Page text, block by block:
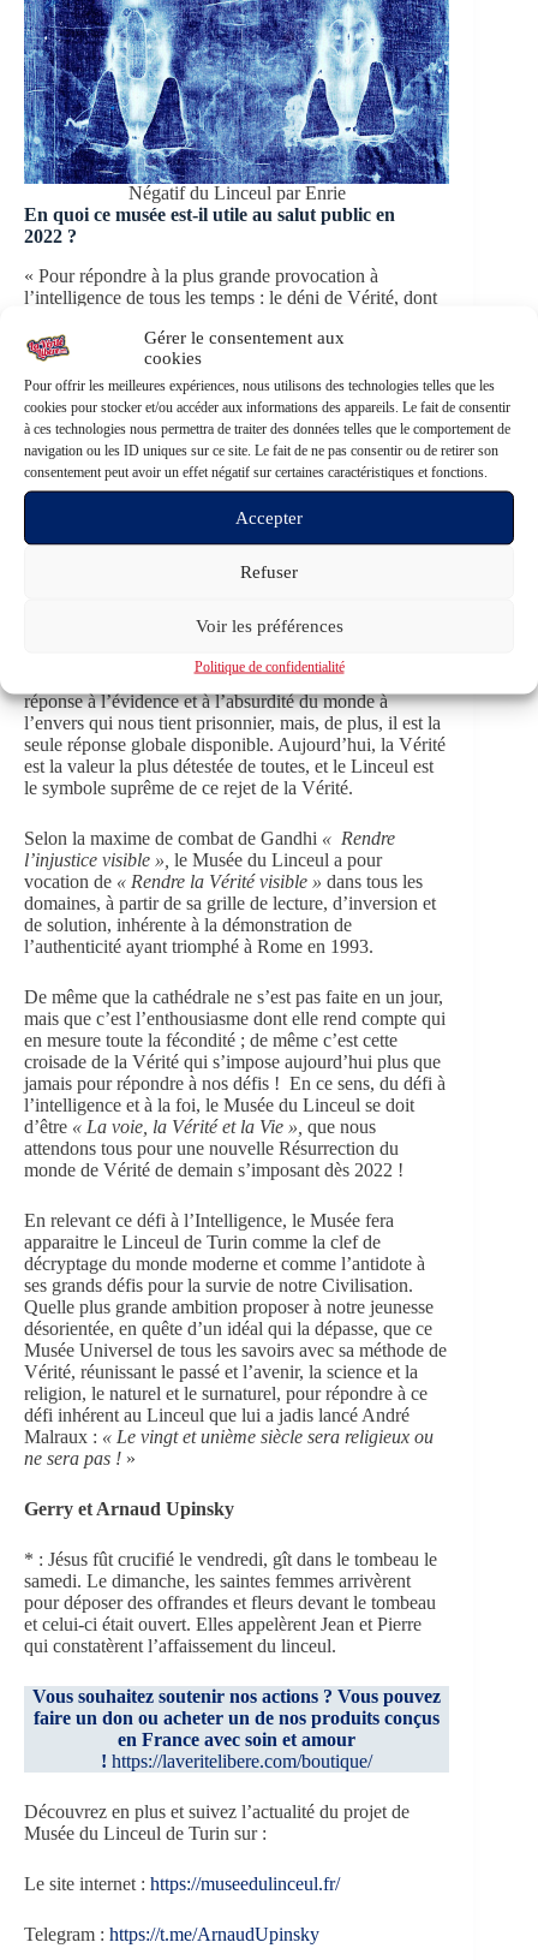
Gérer le consentement aux
cookies
Pour offrir les meilleures expériences, nous utilisons des technologies telles que les
cookies pour stocker et/ou accéder aux informations des appareils. Le fait de consentir
à ces technologies nous permettra de traiter des données telles que le comportement de
navigation ou les ID uniques sur ce site. Le fait de ne pas consentir ou de retirer son
consentement peut avoir un effet négatif sur certaines caractéristiques et fonctions.
Accepter
Refuser
Voir les préférences
Politique de confidentialité
Négatif du Linceul par Enrie
En quoi ce musée est-il utile au salut public en
2022 ?
« Pour répondre à la plus grande provocation à
l’intelligence de tous les temps : le déni de Vérité, dont
Linceul de Turin, révélé par la science après 2000 ans,
est le Symbole absolu.
Mettre un terme auscandale des scandalesque
constitue l’Evidence scientifique impossibledu Linceul
de Turin, pour obtenir que la Relique la plus insigne de
la Chrétienté, la pièce archéologique la mieux mesurée
au monde, puisse enfin être vue pour ce qu’elle est,
dans un Musée incontournable aux yeux de tous, à
savoir la Preuve des preuves scientifiques du fait
fondateur du christianisme et de notre Civilisation : la
Dans la situation actuelle de naufrage, de chaos et de
perte de tout repère, non seulement le Linceul apporte la
réponse à l’évidence et à l’absurdité du monde à
l’envers qui nous tient prisonnier, mais, de plus, il est la
seule réponse globale disponible. Aujourd’hui, la Vérité
est la valeur la plus détestée de toutes, et le Linceul est
le symbole suprême de ce rejet de la Vérité.
Selon la maxime de combat de Gandhi « Rendre
l’injustice visible », le Musée du Linceul a pour
vocation de « Rendre la Vérité visible » dans tous les
domaines, à partir de sa grille de lecture, d’inversion et
de solution, inhérente à la démonstration de
l’authenticité ayant triomphé à Rome en 1993.
De même que la cathédrale ne s’est pas faite en un jour,
mais que c’est l’enthousiasme dont elle rend compte qui
en mesure toute la fécondité ; de même c’est cette
croisade de la Vérité qui s’impose aujourd’hui plus que
jamais pour répondre à nos défis ! En ce sens, du défi à
l’intelligence et à la foi, le Musée du Linceul se doit
d’être « La voie, la Vérité et la Vie », que nous
attendons tous pour une nouvelle Résurrection du
monde de Vérité de demain s’imposant dès 2022 !
En relevant ce défi à l’Intelligence, le Musée fera
apparaitre le Linceul de Turin comme la clef de
décryptage du monde moderne et comme l’antidote à
ses grands défis pour la survie de notre Civilisation.
Quelle plus grande ambition proposer à notre jeunesse
désorientée, en quête d’un idéal qui la dépasse, que ce
Musée Universel de tous les savoirs avec sa méthode de
Vérité, réunissant le passé et l’avenir, la science et la
religion, le naturel et le surnaturel, pour répondre à ce
défi inhérent au Linceul que lui a jadis lancé André
Malraux : « Le vingt et unième siècle sera religieux ou
ne sera pas ! »
Gerry et Arnaud Upinsky
* : Jésus fût crucifié le vendredi, gît dans le tombeau le
samedi. Le dimanche, les saintes femmes arrivèrent
pour déposer des offrandes et fleurs devant le tombeau
et celui-ci était ouvert. Elles appelèrent Jean et Pierre
qui constatèrent l’affaissement du linceul.
Vous souhaitez soutenir nos actions ? Vous pouvez
faire un don ou acheter un de nos produits conçus
en France avec soin et amour
!https://laveritelibere.com/boutique/
Découvrez en plus et suivez l’actualité du projet de
Musée du Linceul de Turin sur :
Le site internet : https://museedulinceul.fr/
Telegram : https://t.me/ArnaudUpinsky